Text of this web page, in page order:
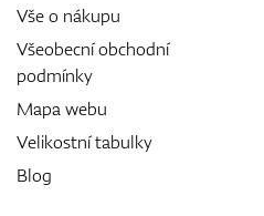
Vše o nákupu
Všeobecní obchodní
podmínky
Mapa webu
Velikostní tabulky
Blog